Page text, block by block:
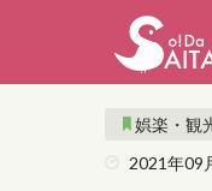
娯楽・観
2021年09